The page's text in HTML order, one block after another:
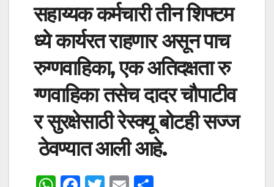
सहाय्यककर्मचारीतीनशिफ्टम
ध्येकार्यरतराहणार असूनपाच
रुग्णवाहिका,एक अतिदक्षतारु
ग्णवाहिकातसेचदादरचौपाटीव
रसुरक्षेसाठीरेस्क्यूबोटहीसज्ज
ठेवण्यातआलीआहे.